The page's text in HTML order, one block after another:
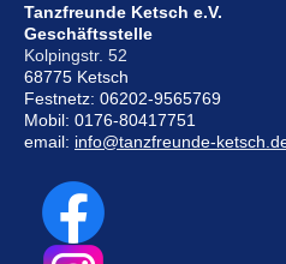
Tanzfreunde Ketsch e.V.
Geschäftsstelle
Kolpingstr. 52
68775 Ketsch
Festnetz: 06202-9565769
Mobil: 0176-80417751
email: info@tanzfreunde-